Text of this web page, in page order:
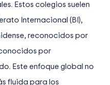
Estos colegios suelen
Internacional (BI),
reconocidos por
por
Este enfoque global no
fluida para los